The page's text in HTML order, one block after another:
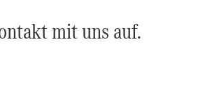
mit uns auf.